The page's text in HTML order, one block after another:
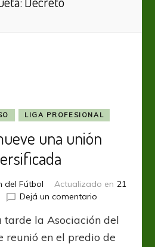
LIGA PROFESIONAL
una unión
del Fútbol Actualizado en 21
Dejá un comentario
promueve
una
tarde la Asociación del
reunió en el predio de